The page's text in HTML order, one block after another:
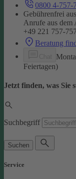
0800 4-757-
Gebührenfrei
Anrufe aus dem
+49 221 757-
Beratung
Feiertagen)
Jetzt finden, was Sie
Suchbegriff
Suchen
Service